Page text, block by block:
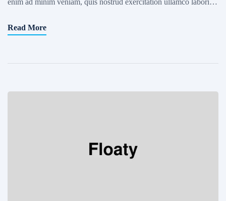
cupidatat non proident, sunt in culpa qui officia deserunt mollit
Read More